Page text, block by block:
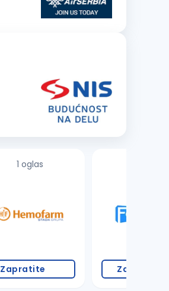
1 oglas
Zapratite Zapratite